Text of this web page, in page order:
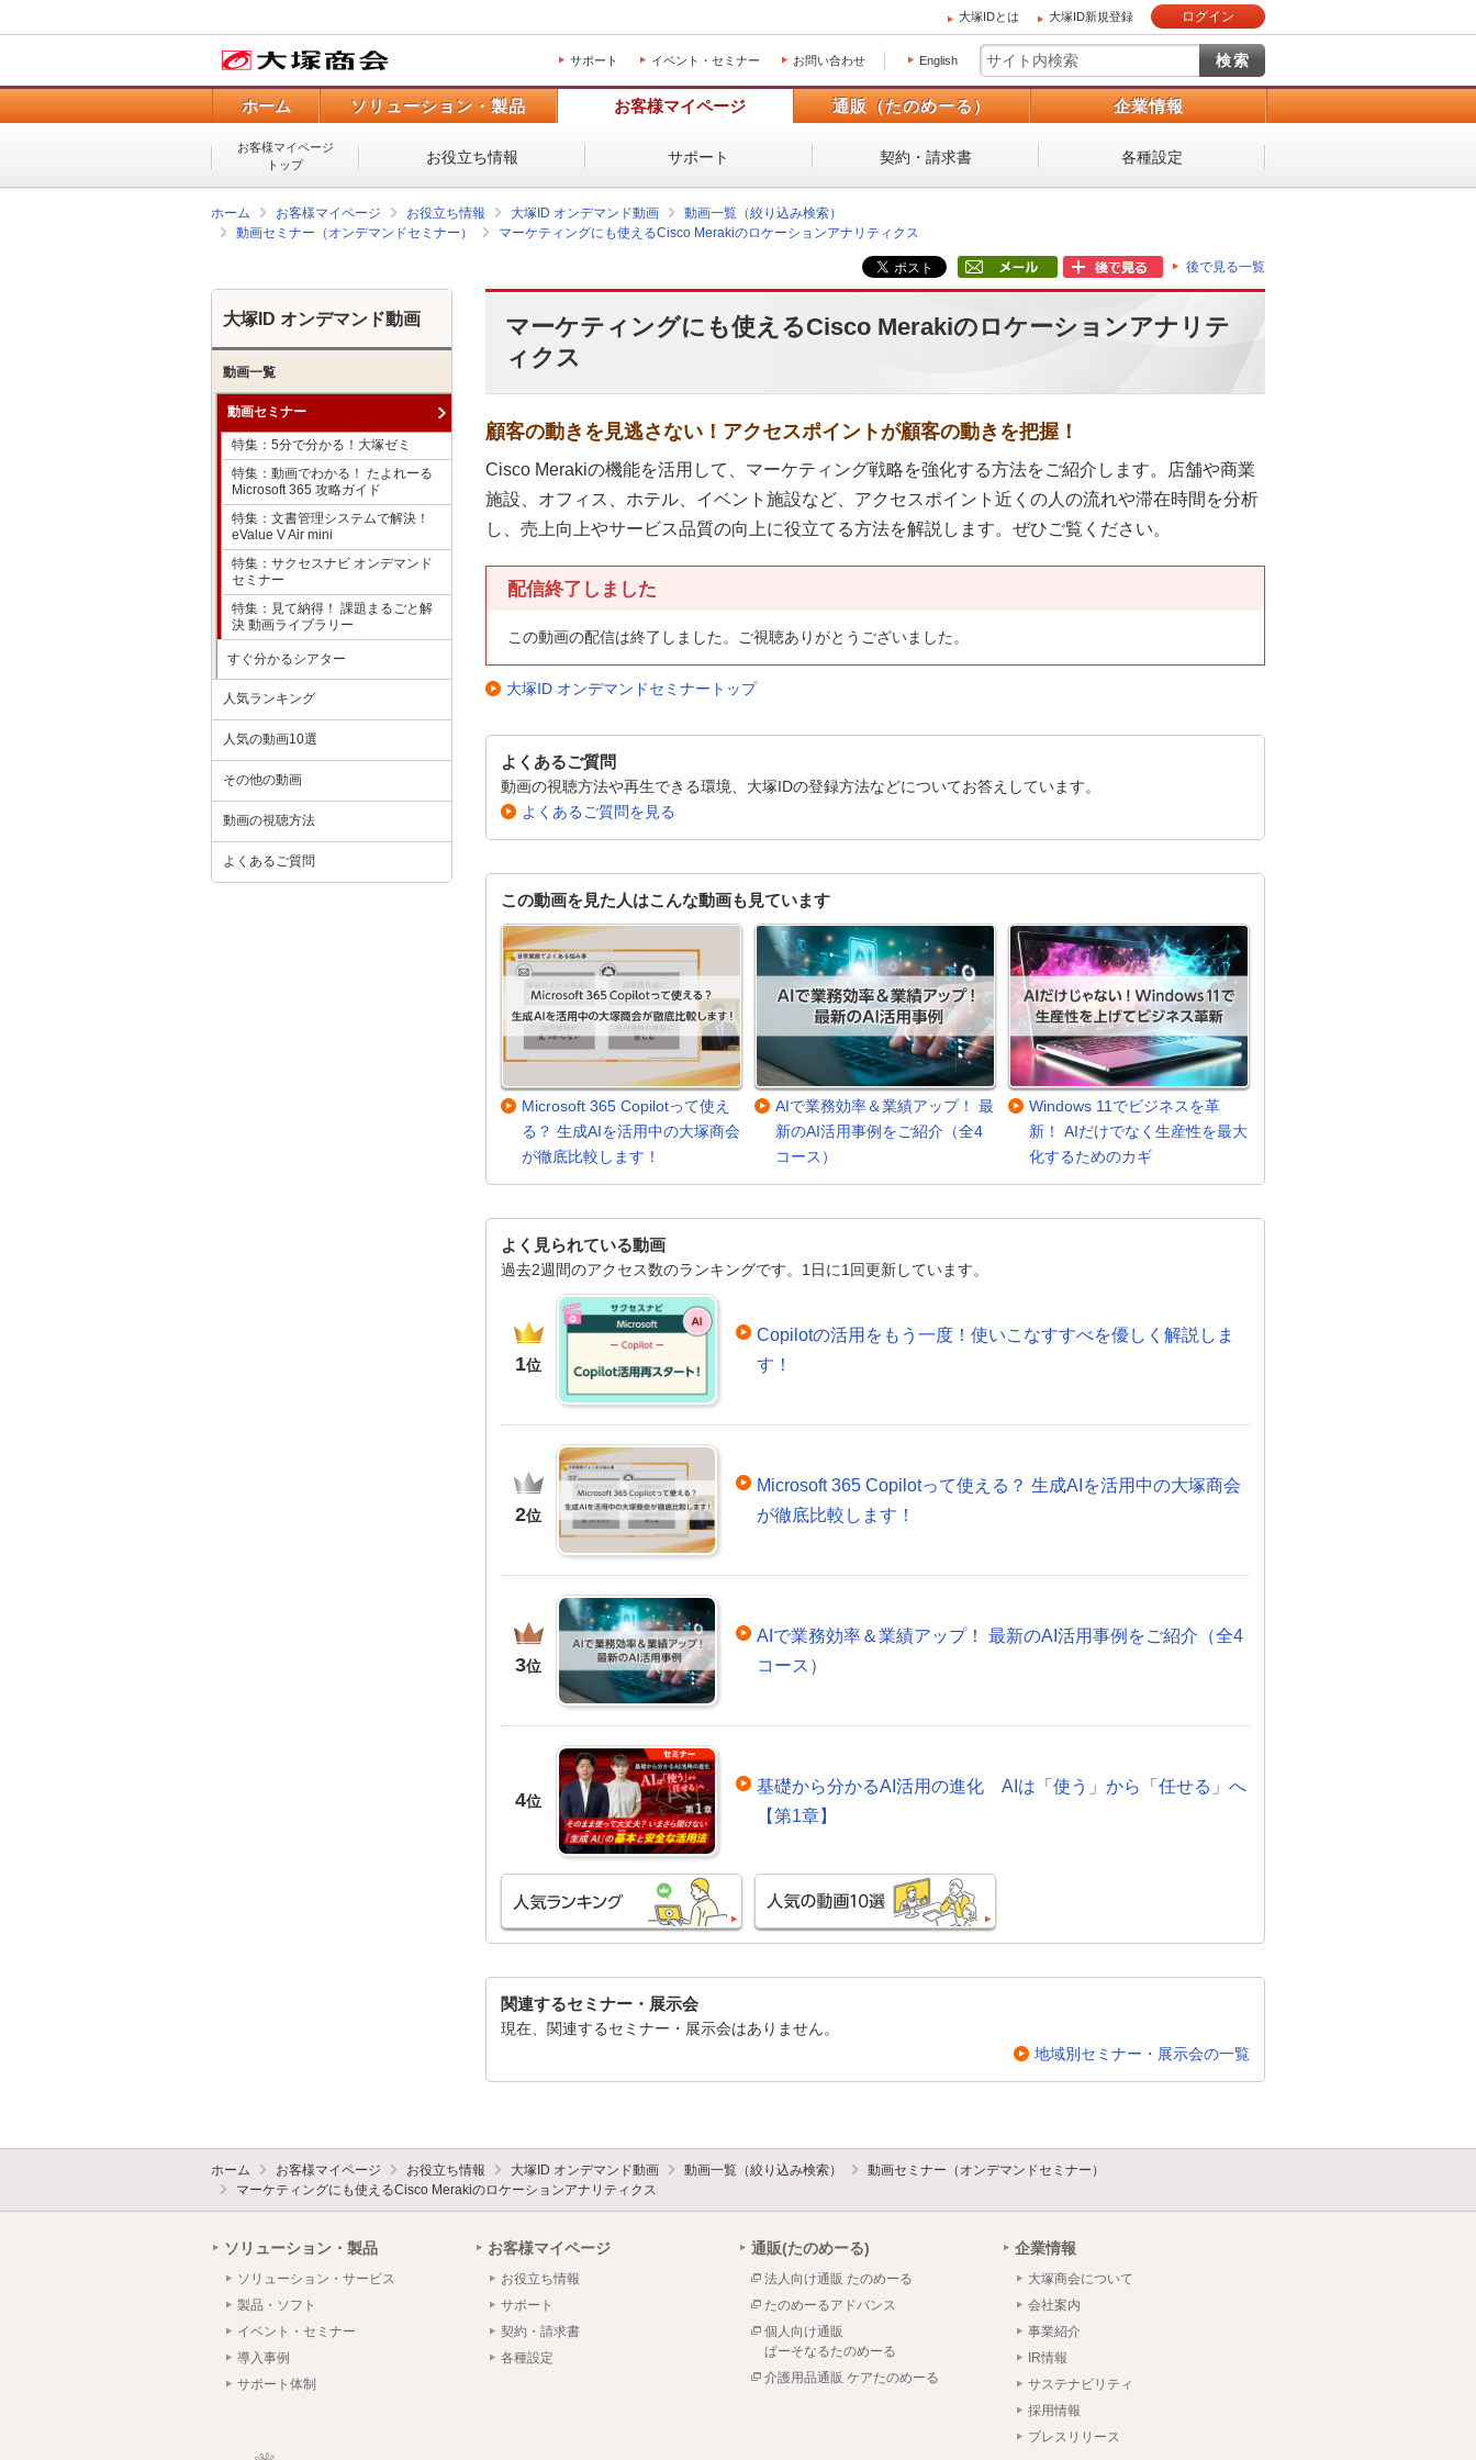
大塚IDとは 大塚ID新規登録 ログイン
サポート イベント・セミナー お問い合わせ English
ホーム ソリューション・製品 お客様マイページ 通販（たのめーる） 企業情報
お客様マイページ
トップ
お役立ち情報 サポート 契約・請求書 各種設定
ホーム お客様マイページ お役立ち情報 大塚ID オンデマンド動画
動画一覧（絞り込み検索）
動画セミナー（オンデマンドセミナー）
マーケティングにも使えるCisco Merakiのロケーションアナリティクス
後で見る一覧
マーケティングにも使えるCisco Merakiのロケーションアナリテ
ィクス
顧客の動きを見逃さない！アクセスポイントが顧客の動きを把握！
Cisco Merakiの機能を活用して、マーケティング戦略を強化する方法をご紹介します。店舗や商業
施設、オフィス、ホテル、イベント施設など、アクセスポイント近くの人の流れや滞在時間を分析
し、売上向上やサービス品質の向上に役立てる方法を解説します。ぜひご覧ください。
配信終了しました
この動画の配信は終了しました。ご視聴ありがとうございました。
大塚ID オンデマンドセミナートップ
よくあるご質問
動画の視聴方法や再生できる環境、大塚IDの登録方法などについてお答えしています。
よくあるご質問を見る
この動画を見た人はこんな動画も見ています
Microsoft 365 Copilotって使え
る？ 生成AIを活用中の大塚商会
が徹底比較します！
AIで業務効率＆業績アップ！ 最
新のAI活用事例をご紹介（全4
コース）
Windows 11でビジネスを革
新！ AIだけでなく生産性を最大
化するためのカギ
よく見られている動画
過去2週間のアクセス数のランキングです。1日に1回更新しています。
1位
Copilotの活用をもう一度！使いこなすすべを優しく解説しま
す！
2位
Microsoft 365 Copilotって使える？ 生成AIを活用中の大塚商会
が徹底比較します！
3位
AIで業務効率＆業績アップ！ 最新のAI活用事例をご紹介（全4
コース）
4位
基礎から分かるAI活用の進化 AIは「使う」から「任せる」へ
【第1章】
関連するセミナー・展示会
現在、関連するセミナー・展示会はありません。
地域別セミナー・展示会の一覧
大塚ID オンデマンド動画
動画一覧
動画セミナー
特集：5分で分かる！大塚ゼミ
特集：動画でわかる！ たよれーる
Microsoft 365 攻略ガイド
特集：文書管理システムで解決！
eValue V Air mini
特集：サクセスナビ オンデマンド
セミナー
特集：見て納得！ 課題まるごと解
決 動画ライブラリー
すぐ分かるシアター
人気ランキング
人気の動画10選
その他の動画
動画の視聴方法
よくあるご質問
ホーム お客様マイページ お役立ち情報 大塚ID オンデマンド動画 動画一覧（絞り込み検索）
動画セミナー（オンデマンドセミナー）
マーケティングにも使えるCisco Merakiのロケーションアナリティクス
ソリューション・製品
ソリューション・サービス
製品・ソフト
イベント・セミナー
導入事例
サポート体制
お客様マイページ
お役立ち情報
サポート
契約・請求書
各種設定
通販(たのめーる)
法人向け通販 たのめーる
たのめーるアドバンス
個人向け通販
ぱーそなるたのめーる
介護用品通販 ケアたのめーる
企業情報
大塚商会について
会社案内
事業紹介
IR情報
サステナビリティ
採用情報
プレスリリース